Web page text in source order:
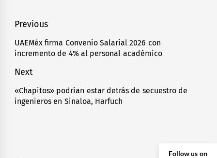
Navegación
de
entradas
Previous
Previous
post:
UAEMéx firma Convenio Salarial 2026 con
incremento de 4% al personal académico
Next
Next
post:
«Chapitos» podrían estar detrás de secuestro de
ingenieros en Sinaloa, Harfuch
Follow us on